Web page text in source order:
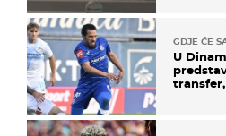
GDJE ĆE
U